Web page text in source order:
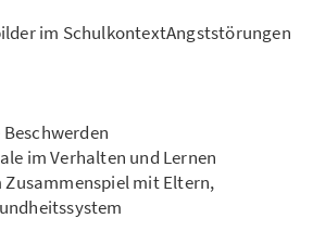
im SchulkontextAngststörungen
im Verhalten und Lernen
Zusammenspiel mit Eltern,